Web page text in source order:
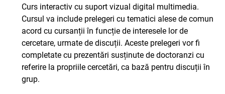
Curs interactiv cu suport vizual digital multimedia.
Cursul va include prelegeri cu tematici alese de comun
acord cu cursanții în funcție de interesele lor de
cercetare, urmate de discuții. Aceste prelegeri vor fi
completate cu prezentări susținute de doctoranzi cu
referire la propriile cercetări, ca bază pentru discuții în
grup.